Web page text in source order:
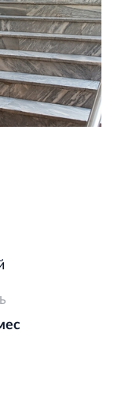
РОССТРО
плит